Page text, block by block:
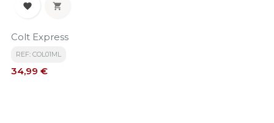
 
Colt Express
REF: COL01ML
Precio
34,99 €